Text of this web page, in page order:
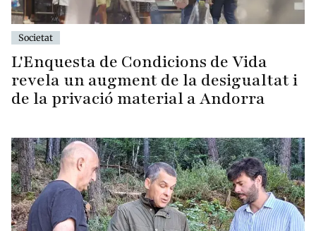
Societat
L'Enquesta de Condicions de Vida
revela un augment de la desigualtat i
de la privació material a Andorra